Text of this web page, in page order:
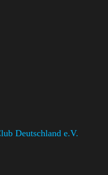
Deutschland e.V.